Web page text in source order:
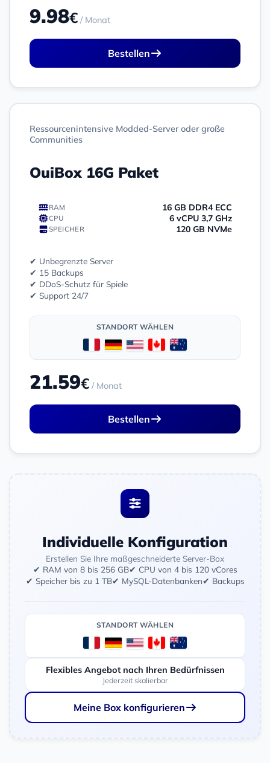
9.98€ / Monat
Bestellen
Ressourcenintensive Modded-Server oder große
Communities
OuiBox 16G Paket
RAM 16 GB DDR4 ECC
CPU 6 vCPU 3,7 GHz
SPEICHER 120 GB NVMe
✔ Unbegrenzte Server
✔ 15 Backups
✔ DDoS-Schutz für Spiele
✔ Support 24/7
STANDORT WÄHLEN
21.59€ / Monat
Bestellen
Individuelle Konfiguration
Erstellen Sie Ihre maßgeschneiderte Server-Box
✔ RAM von 8 bis 256 GB✔ CPU von 4 bis 120 vCores
✔ Speicher bis zu 1 TB✔ MySQL-Datenbanken✔ Backups
STANDORT WÄHLEN
Flexibles Angebot nach Ihren Bedürfnissen
Jederzeit skalierbar
Meine Box konfigurieren